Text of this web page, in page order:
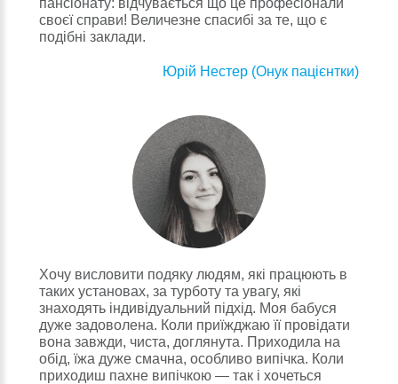
пансіонату: відчувається що це професіонали
своєї справи! Величезне спасибі за те, що є
подібні заклади.
Юрій Нестер (Онук пацієнтки)
Хочу висловити подяку людям, які працюють в
таких установах, за турботу та увагу, які
знаходять індивідуальний підхід. Моя бабуся
дуже задоволена. Коли приїжджаю її провідати
вона завжди, чиста, доглянута. Приходила на
обід, їжа дуже смачна, особливо випічка. Коли
приходиш пахне випічкою — так і хочеться